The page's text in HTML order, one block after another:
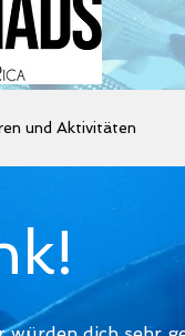
und Aktivitäten